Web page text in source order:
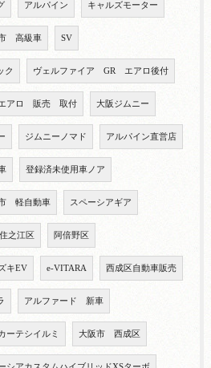
アルパイン キャルズモーター
高級車 SV
ク ヴェルファイア GR エアロ後付
エアロ 販売 取付 大阪ジムニー
ジムニーノマド アルパイン直営店
登録済未使用車ノア
軽自動車 スペーシアギア
住之江区 阿倍野区
キEV e-VITARA 西成区自動車販売
アルファード 新車
ーテシイルミ 大阪市 西成区